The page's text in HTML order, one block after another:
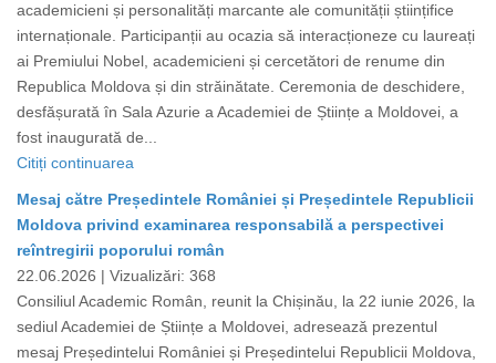
academicieni și personalități marcante ale comunității științifice
internaționale. Participanții au ocazia să interacționeze cu laureați
ai Premiului Nobel, academicieni și cercetători de renume din
Republica Moldova și din străinătate. Ceremonia de deschidere,
desfășurată în Sala Azurie a Academiei de Științe a Moldovei, a
fost inaugurată de...
Citiți continuarea
Mesaj către Președintele României și Președintele Republicii
Moldova privind examinarea responsabilă a perspectivei
reîntregirii poporului român
22.06.2026 | Vizualizări: 368
Consiliul Academic Român, reunit la Chișinău, la 22 iunie 2026, la
sediul Academiei de Științe a Moldovei, adresează prezentul
mesaj Președintelui României și Președintelui Republicii Moldova,